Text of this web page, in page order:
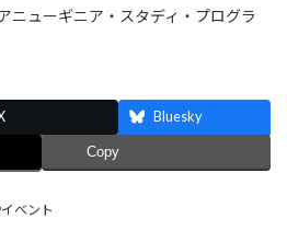
ューギニア・スタディ・プログラ
Bluesky
Copy
イベント